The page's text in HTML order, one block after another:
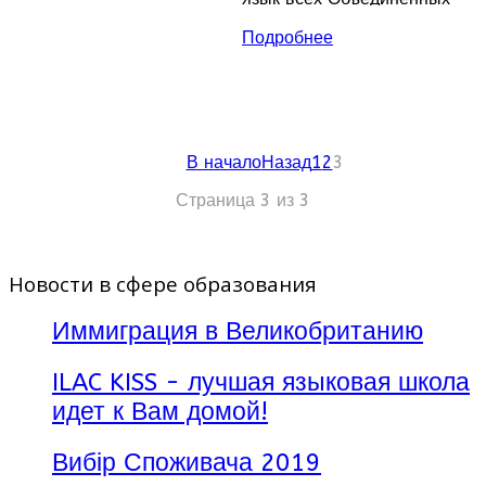
количества международных
миллионов в более чем 50
Подробнее
В началоНазад123
Страница 3 из 3
Новости в сфере образования
Иммиграция в Великобританию
ILAC KISS - лучшая языковая школа
идет к Вам домой!
Вибір Споживача 2019